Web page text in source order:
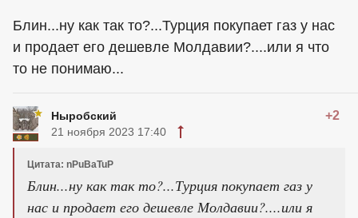
Блин...ну как так то?...Турция покупает газ у нас
и продает его дешевле Молдавии?....или я что
то не понимаю...
Ныробский +2
21 ноября 2023 17:40
Цитата: nPuBaTuP
Блин...ну как так то?...Турция покупает газ у
нас и продает его дешевле Молдавии?....или я